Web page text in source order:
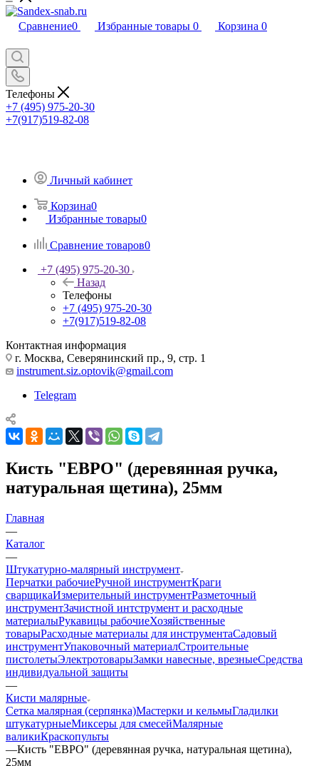
Сравнение0 Избранные товары 0 Корзина 0
Телефоны
+7 (495) 975-20-30
+7(917)519-82-08
Личный кабинет
Корзина0
Избранные товары0
Сравнение товаров0
+7 (495) 975-20-30
Назад
Телефоны
+7 (495) 975-20-30
+7(917)519-82-08
Контактная информация
г. Москва, Северянинский пр., 9, стр. 1
instrument.siz.optovik@gmail.com
Telegram
Кисть "ЕВРО" (деревянная ручка,
натуральная щетина), 25мм
Главная
—
Каталог
—
Штукатурно-малярный инструмент
Перчатки рабочиеРучной инструментКраги
сварщикаИзмерительный инструментРазметочный
инструментЗачистной интструмент и расходные
материалыРукавицы рабочиеХозяйственные
товарыРасходные материалы для инструментаСадовый
инструментУпаковочный материалСтроительные
пистолетыЭлектротоварыЗамки навесные, врезныеСредства
индивидуальной защиты
—
Кисти малярные
Сетка малярная (серпянка)Мастерки и кельмыГладилки
штукатурныеМиксеры для смесейМалярные
валикиКраскопульты
—Кисть "ЕВРО" (деревянная ручка, натуральная щетина),
25мм